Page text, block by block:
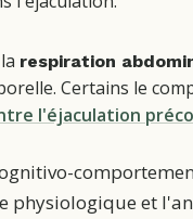
respiration
Certains le
l'éjaculation
physiologique et